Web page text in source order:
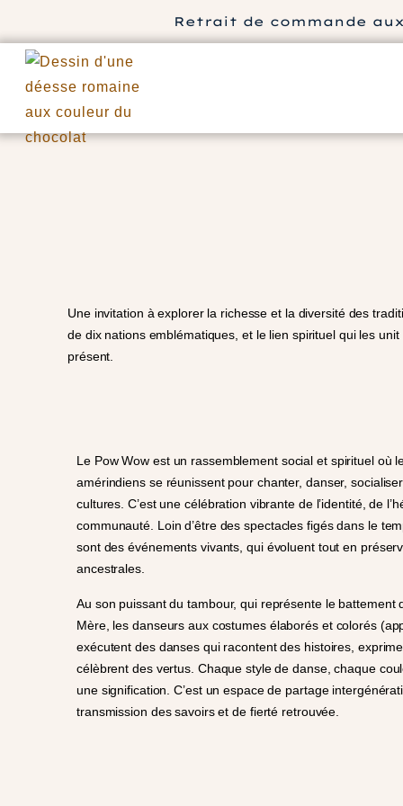
Retrait de commande aux
Une invitation à explorer la richesse et la diversité des
de dix nations emblématiques, et le lien spirituel qui les
présent.
Le Pow Wow est un rassemblement social et spirituel où
amérindiens se réunissent pour chanter, danser,
cultures. C’est une célébration vibrante de l’identité, de
communauté. Loin d’être des spectacles figés dans le
sont des événements vivants, qui évoluent tout en
ancestrales.
Au son puissant du tambour, qui représente le battement
Mère, les danseurs aux costumes élaborés et colorés
exécutent des danses qui racontent des histoires,
célèbrent des vertus. Chaque style de danse, chaque
une signification. C’est un espace de partage
transmission des savoirs et de fierté retrouvée.